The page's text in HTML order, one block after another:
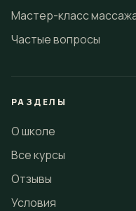
Мастер-класс
Частые вопросы
РАЗДЕЛЫ
О школе
Все курсы
Отзывы
Условия